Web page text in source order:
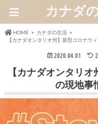
カナダ
HOME
カナダの生活
【カナダオンタリオ州】新型コロナウ
2020.04.01
【カナダオンタリ
の現地事